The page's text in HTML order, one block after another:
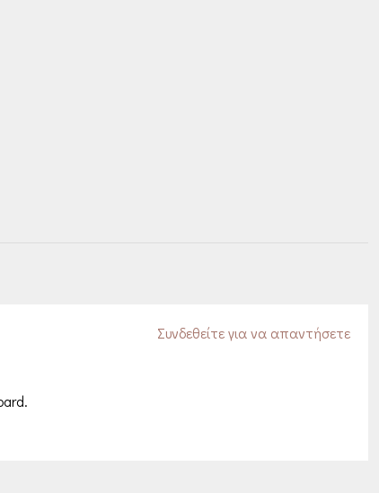
Συνδεθείτε για να απαντήσετε